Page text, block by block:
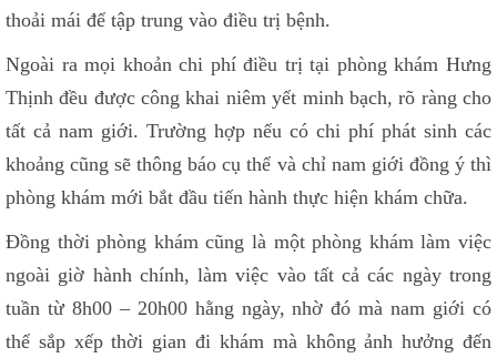
thoải mái để tập trung vào điều trị bệnh.
Ngoài ra mọi khoản chi phí điều trị tại phòng khám Hưng
Thịnh đều được công khai niêm yết minh bạch, rõ ràng cho
tất cả nam giới. Trường hợp nếu có chi phí phát sinh các
khoảng cũng sẽ thông báo cụ thể và chỉ nam giới đồng ý thì
phòng khám mới bắt đầu tiến hành thực hiện khám chữa.
Đồng thời phòng khám cũng là một phòng khám làm việc
ngoài giờ hành chính, làm việc vào tất cả các ngày trong
tuần từ 8h00 – 20h00 hằng ngày, nhờ đó mà nam giới có
thể sắp xếp thời gian đi khám mà không ảnh hưởng đến